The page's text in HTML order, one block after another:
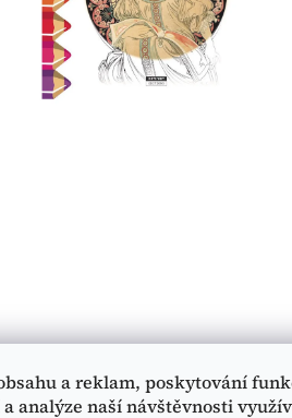
a reklam, poskytování
analýze naší návštěvnosti